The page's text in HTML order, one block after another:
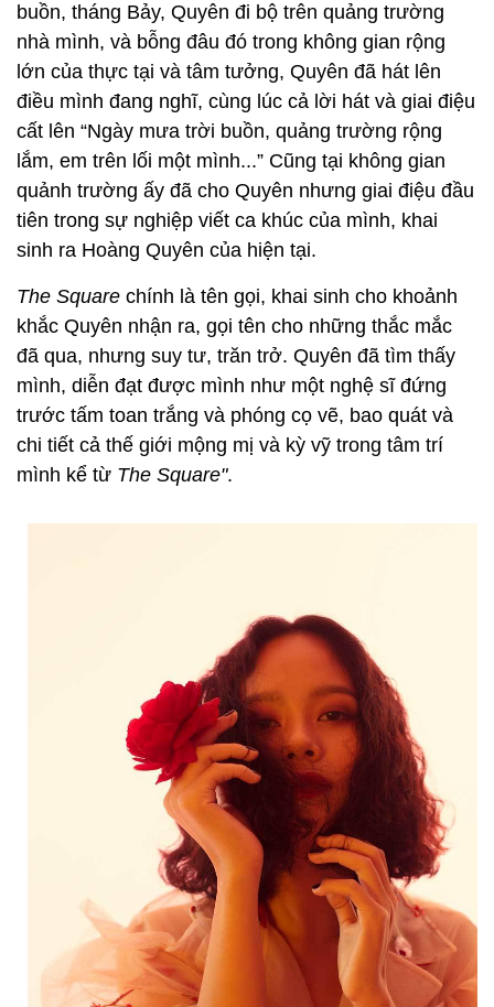
buồn, tháng Bảy, Quyên đi bộ trên quảng trường
nhà mình, và bỗng đâu đó trong không gian rộng
lớn của thực tại và tâm tưởng, Quyên đã hát lên
điều mình đang nghĩ, cùng lúc cả lời hát và giai điệu
cất lên “Ngày mưa trời buồn, quảng trường rộng
lắm, em trên lối một mình...” Cũng tại không gian
quảnh trường ấy đã cho Quyên nhưng giai điệu đầu
tiên trong sự nghiệp viết ca khúc của mình, khai
sinh ra Hoàng Quyên của hiện tại.
The Square chính là tên gọi, khai sinh cho khoảnh
khắc Quyên nhận ra, gọi tên cho những thắc mắc
đã qua, nhưng suy tư, trăn trở. Quyên đã tìm thấy
mình, diễn đạt được mình như một nghệ sĩ đứng
trước tấm toan trắng và phóng cọ vẽ, bao quát và
chi tiết cả thế giới mộng mị và kỳ vỹ trong tâm trí
mình kể từ The Square".